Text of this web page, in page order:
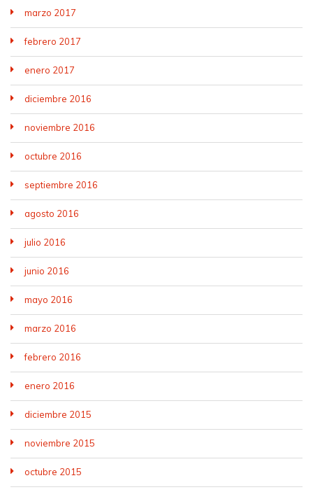
marzo 2017
febrero 2017
enero 2017
diciembre 2016
noviembre 2016
octubre 2016
septiembre 2016
agosto 2016
julio 2016
junio 2016
mayo 2016
marzo 2016
febrero 2016
enero 2016
diciembre 2015
noviembre 2015
octubre 2015